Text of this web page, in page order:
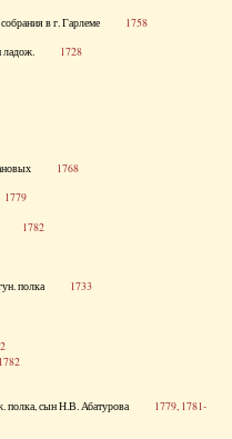
собрания в г. Гарлеме 1758
и ладож. 1728
1768
1779
1782
полка 1733
1782
полка, сын Н.В. Абатурова 1779, 1781-